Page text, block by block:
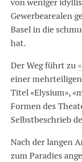
von weniger
Gewerbearealen
Basel in die
hat.
Der Weg führt zu
einer
Titel «Elysium»,
Formen des
Selbstbeschrieb
Nach der langen
zum Paradies